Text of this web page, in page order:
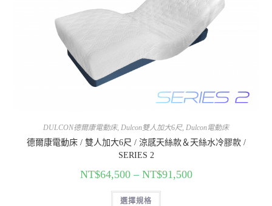
DULCON德爾康電動床, Dulcon雙人加大6尺, Dulcon電動床
德爾康電動床 / 雙人加大6尺 / 涼感天絲款＆天絲水冷膠款 /
SERIES 2
NT$64,500– NT$91,500
選擇規格